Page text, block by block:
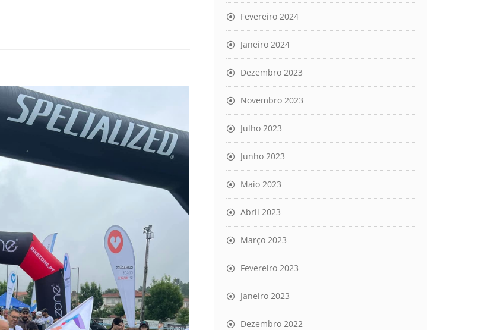
Fevereiro 2024
Janeiro 2024
Dezembro 2023
Novembro 2023
Julho 2023
Junho 2023
Maio 2023
Abril 2023
Março 2023
Fevereiro 2023
Janeiro 2023
Dezembro 2022